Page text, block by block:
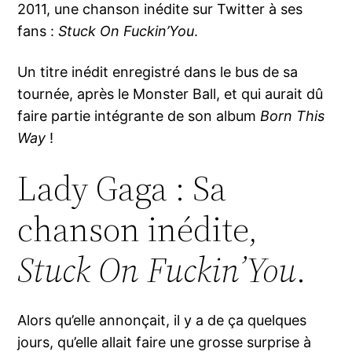
2011, une chanson inédite sur Twitter à ses
fans :Stuck On Fuckin’You.
Un titre inédit enregistré dans le bus de sa
tournée, après le Monster Ball, et qui aurait dû
faire partie intégrante de son albumBorn This
Way !
Lady Gaga : Sa
chanson inédite,
Stuck On Fuckin’You.
Alors qu’elle annonçait, il y a de ça quelques
jours, qu’elle allait faire une grosse surprise à